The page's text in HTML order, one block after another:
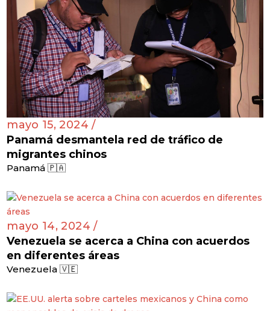
mayo 15, 2024 /
Panamá desmantela red de tráfico de
migrantes chinos
Panamá 🇵🇦
mayo 14, 2024 /
Venezuela se acerca a China con acuerdos
en diferentes áreas
Venezuela 🇻🇪